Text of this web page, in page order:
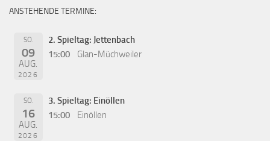
ANSTEHENDE TERMINE:
SO.
09
AUG.
2026
2. Spieltag: Jettenbach
15:00
Glan-Müchweiler
SO.
16
AUG.
2026
3. Spieltag: Einöllen
15:00
Einöllen